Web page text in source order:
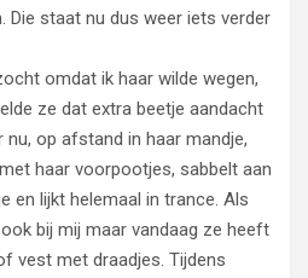
Die staat nu dus weer iets verder
omdat ik haar wilde wegen,
ze dat extra beetje aandacht
op afstand in haar mandje,
haar voorpootjes, sabbelt aan
en lijkt helemaal in trance. Als
bij mij maar vandaag ze heeft
vest met draadjes. Tijdens